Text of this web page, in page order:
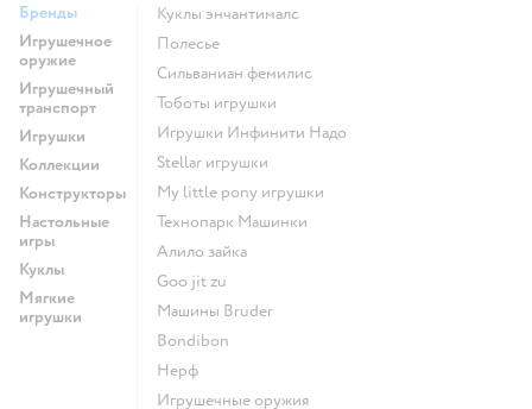
Бренды
Игрушечное
оружие
Игрушечный
транспорт
Игрушки
Коллекции
Конструкторы
Настольные
игры
Куклы
Мягкие
игрушки
Куклы энчантималс
Полесье
Сильваниан фемилис
Тоботы игрушки
Игрушки Инфинити Надо
Stellar игрушки
my little pony игрушки
Технопарк Машинки
Алило зайка
Goo jit zu
Машины Bruder
Bondibon
Нерф
Игрушечные оружия